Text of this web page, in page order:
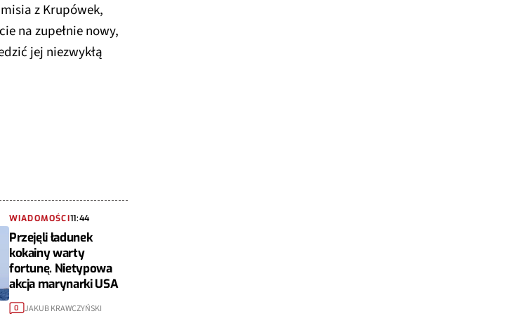
z Krupówek,
na zupełnie nowy,
jej niezwykłą
WIADOMOŚCI11:44
Przejęli ładunek
kokainy warty
fortunę. Nietypowa
akcja marynarki USA
0 JAKUB KRAWCZYŃSKI